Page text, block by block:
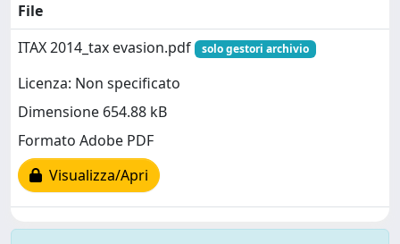
File
ITAX 2014_tax evasion.pdf
solo gestori archivio
Licenza: Non specificato
Dimensione 654.88 kB
Formato Adobe PDF
Visualizza/Apri